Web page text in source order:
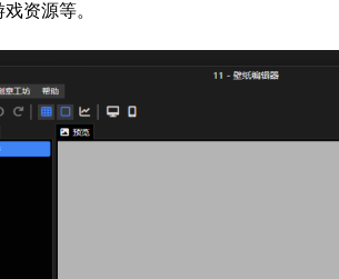
资源等。